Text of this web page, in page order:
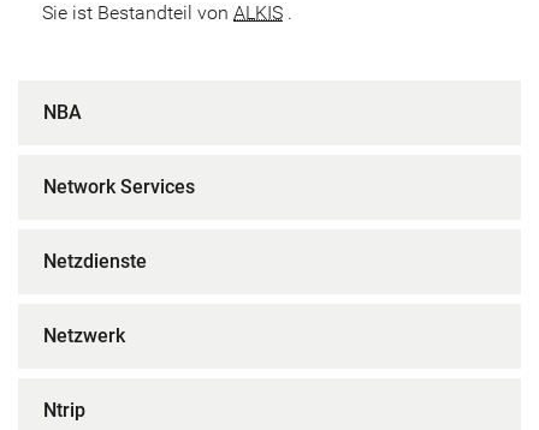
Sie ist Bestandteil von ALKIS .
NBA
Network Services
Netzdienste
Netzwerk
Ntrip